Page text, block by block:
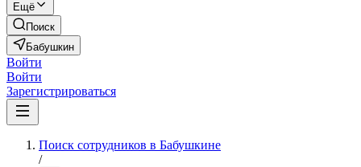
Ещё
Поиск
Бабушкин
Войти
Войти
Зарегистрироваться
Поиск сотрудников в Бабушкине
/